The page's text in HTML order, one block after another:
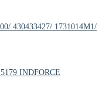
430433427/ 1731014M1/
INDFORCE